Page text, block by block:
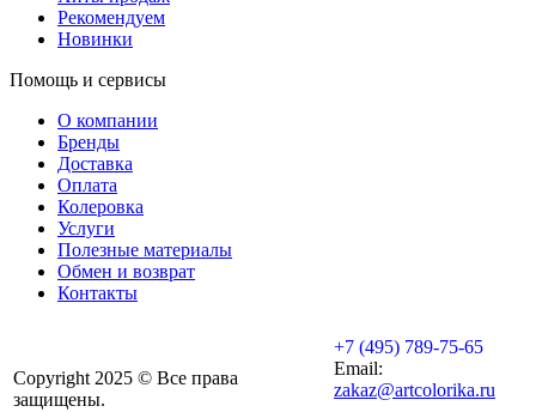
Рекомендуем
Новинки
Помощь и сервисы
О компании
Бренды
Доставка
Оплата
Колеровка
Услуги
Полезные материалы
Обмен и возврат
Контакты
Copyright 2025 © Все права
защищены.
+7 (495) 789-75-65
Email:
zakaz@artcolorika.ru